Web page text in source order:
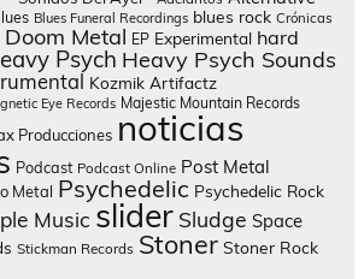
Blues Funeral Recordings blues rock Crónicas
Doom Metal EP Experimental hard
Psych Heavy Psych Sounds
Kozmik Artifactz
Eye Records Majestic Mountain Records
Producciones noticias
Podcast Podcast Online Post Metal
Metal Psychedelic Psychedelic Rock
Music slider Sludge Space
Stickman Records Stoner Stoner Rock